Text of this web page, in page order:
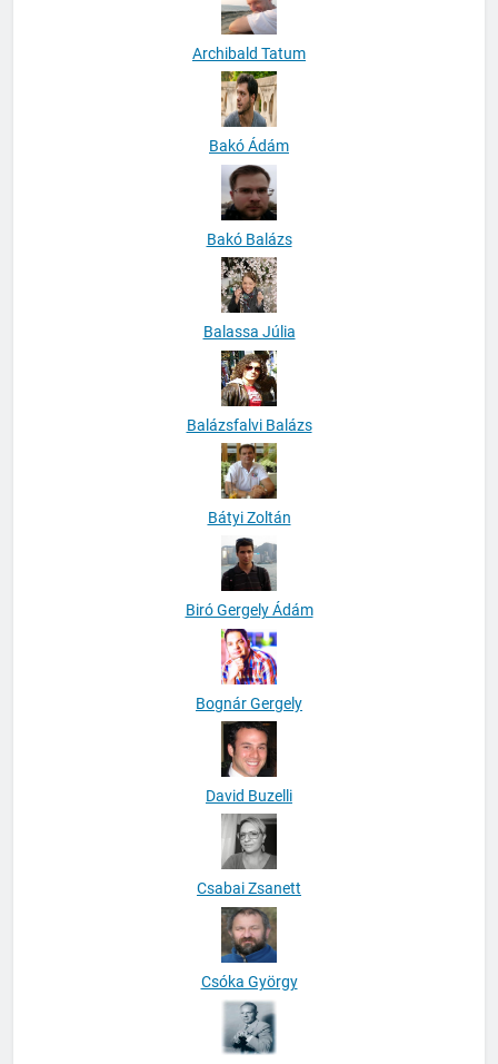
Archibald Tatum
Bakó Ádám
Bakó Balázs
Balassa Júlia
Balázsfalvi Balázs
Bátyi Zoltán
Biró Gergely Ádám
Bognár Gergely
David Buzelli
Csabai Zsanett
Csóka György